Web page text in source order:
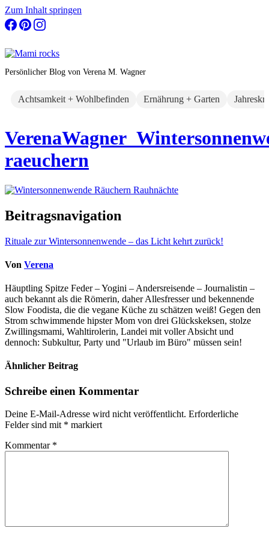
Zum Inhalt springen
Persönlicher Blog von Verena M. Wagner
Achtsamkeit + Wohlbefinden Ernährung + Garten
raeuchern
Beitragsnavigation
Rituale zur Wintersonnenwende – das Licht kehrt zurück!
Von Verena
Häuptling Spitze Feder – Yogini – Andersreisende – Journalistin –
auch bekannt als die Römerin, daher Allesfresser und bekennende
Slow Foodista, die die vegane Küche zu schätzen weiß! Gegen den
Strom schwimmende hipster Mom von drei Glückskeksen, stolze
Zwillingsmami, Wahltirolerin, Landei mit voller Absicht und
dennoch: Subkultur, Party und "Urlaub im Büro" müssen sein!
Ähnlicher Beitrag
Schreibe einen Kommentar
Deine E-Mail-Adresse wird nicht veröffentlicht. Erforderliche
Felder sind mit * markiert
Kommentar *